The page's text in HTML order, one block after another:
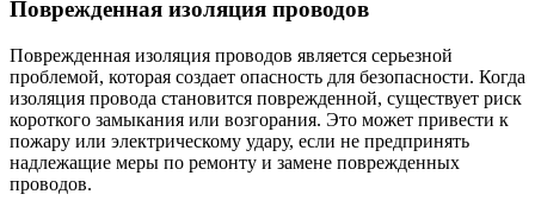
Поврежденная изоляция проводов
Поврежденная изоляция проводов является серьезной
проблемой, которая создает опасность для безопасности. Когда
изоляция провода становится поврежденной, существует риск
короткого замыкания или возгорания. Это может привести к
пожару или электрическому удару, если не предпринять
надлежащие меры по ремонту и замене поврежденных
проводов.